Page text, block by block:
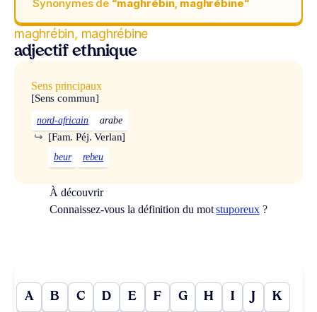
Synonymes de “maghrébin, maghrébine“
maghrébin, maghrébine
adjectif ethnique
Sens principaux
[Sens commun]
nord-africain arabe
[Fam. Péj. Verlan]
↪
beur rebeu
À découvrir
Connaissez-vous la définition du motstuporeux?
A B C D E F G H I J K